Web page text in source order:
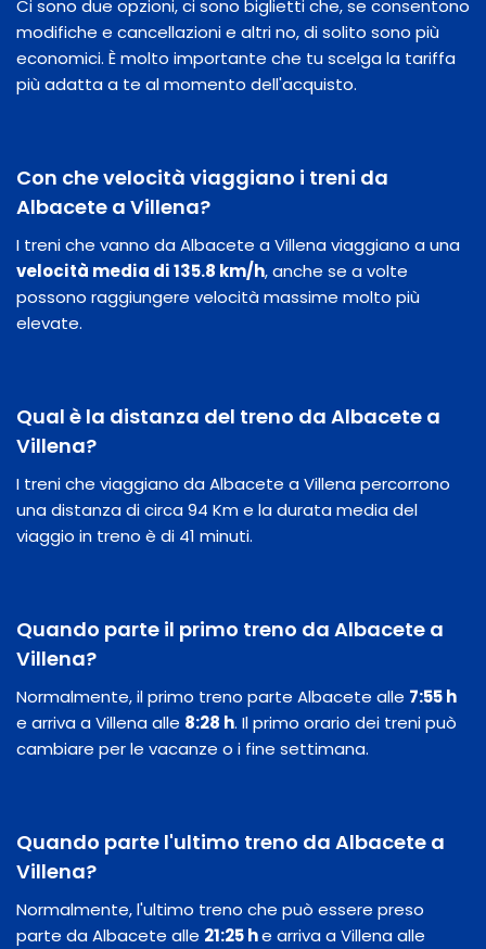
Ci sono due opzioni, ci sono biglietti che, se consentono
modifiche e cancellazioni e altri no, di solito sono più
economici. È molto importante che tu scelga la tariffa
più adatta a te al momento dell'acquisto.
Con che velocità viaggiano i treni da
Albacete a Villena?
I treni che vanno da Albacete a Villena viaggiano a una
velocità media di 135.8 km/h, anche se a volte
possono raggiungere velocità massime molto più
elevate.
Qual è la distanza del treno da Albacete a
Villena?
I treni che viaggiano da Albacete a Villena percorrono
una distanza di circa 94 Km e la durata media del
viaggio in treno è di 41 minuti.
Quando parte il primo treno da Albacete a
Villena?
Normalmente, il primo treno parte Albacete alle 7:55 h
e arriva a Villena alle 8:28 h. Il primo orario dei treni può
cambiare per le vacanze o i fine settimana.
Quando parte l'ultimo treno da Albacete a
Villena?
Normalmente, l'ultimo treno che può essere preso
parte da Albacete alle 21:25 he arriva a Villena alle